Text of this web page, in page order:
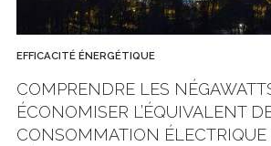
EFFICACITÉ ÉNERGÉTIQUE
COMPRENDRE LES
ÉCONOMISER L’ÉQUIVALENT
CONSOMMATION ÉLECTRIQUE